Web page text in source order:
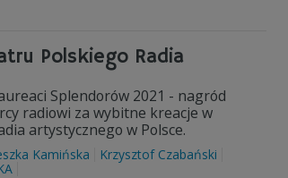
Polskiego Radia
Splendorów 2021 - nagród
radiowi za wybitne kreacje w
artystycznego w Polsce.
Kamińska
Krzysztof Czabański